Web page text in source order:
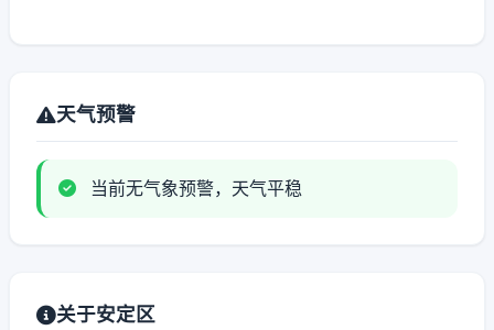
天气预警
当前无气象预警，天气平稳
关于安定区